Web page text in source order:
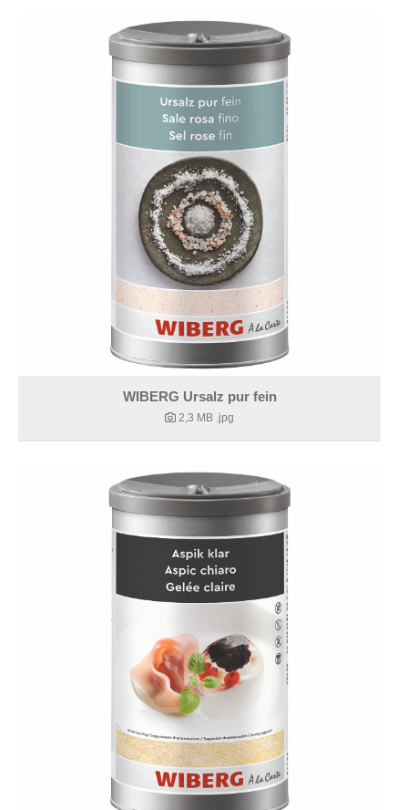
WIBERG Ursalz pur fein
2,3 MB .jpg